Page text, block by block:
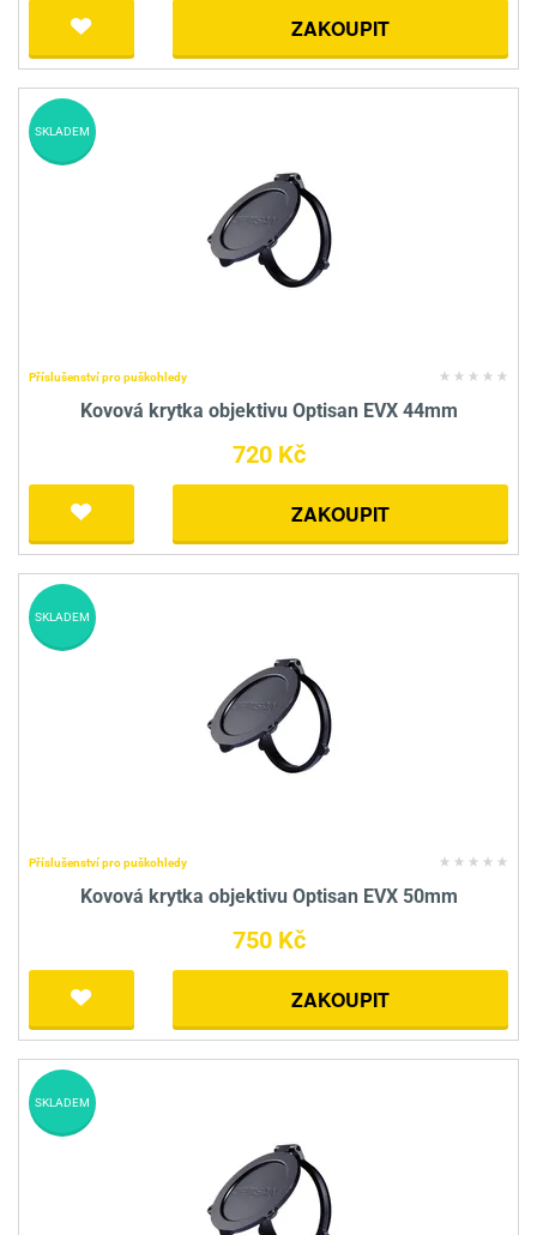
ZAKOUPIT
Příslušenství pro puškohledy
Kovová krytka objektivu Optisan EVX 44mm
720 Kč
ZAKOUPIT
SKLADEM
Příslušenství pro puškohledy
Kovová krytka objektivu Optisan EVX 50mm
750 Kč
ZAKOUPIT
SKLADEM
SKLADEM